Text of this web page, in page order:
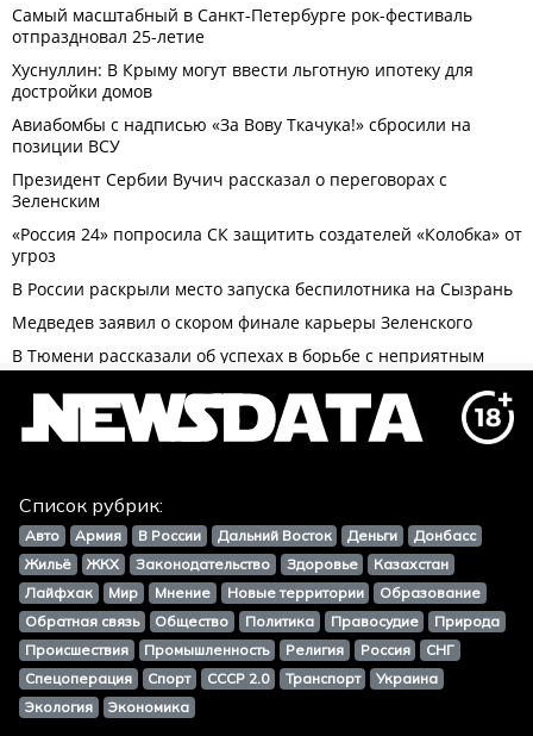
Список рубрик:
Авто Армия В России Дальний Восток Деньги
Донбасс
Жильё
ЖКХ Законодательство Здоровье
Казахстан
Лайфхак
Мир Мнение Новые территории
Образование
Обратная связь
Общество Политика Правосудие
Природа
Происшествия
Промышленность Религия Россия
СНГ
Спецоперация
Спорт СССР 2.0 Транспорт
Украина
Экология
Экономика